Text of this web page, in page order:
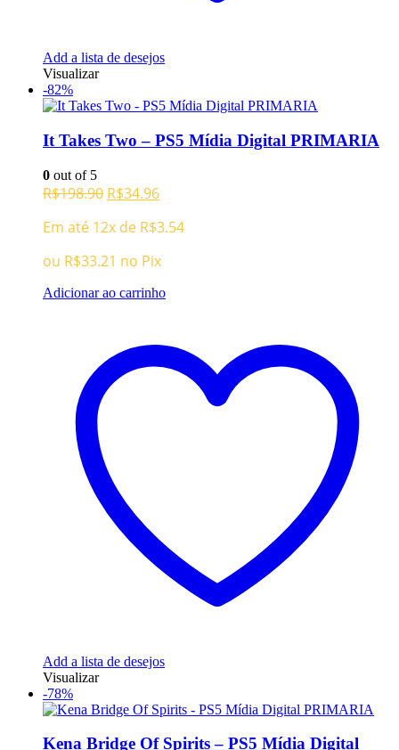
Add a lista de desejos
Visualizar
-82%
It Takes Two – PS5 Mídia Digital PRIMARIA
0 out of 5
R$198.90 O
original
era:
R$198.90.
R$34.96O
atual
R$34.96.
Em até 12x de R$3.54
ou R$33.21 no Pix
Adicionar ao carrinho
Add a lista de desejos
Visualizar
-78%
Kena Bridge Of Spirits – PS5 Mídia Digital